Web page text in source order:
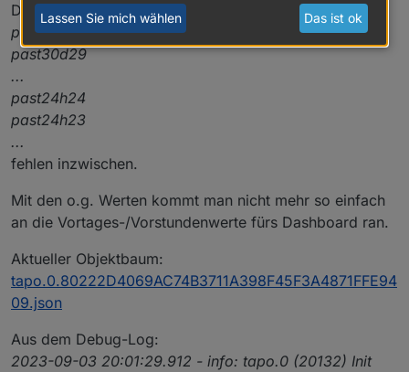
Die "alten" Werte
past30d30
past30d29
...
past24h24
past24h23
...
fehlen inzwischen.
Mit den o.g. Werten kommt man nicht mehr so einfach
an die Vortages-/Vorstundenwerte fürs Dashboard ran.
Aktueller Objektbaum:
tapo.0.80222D4069AC74B3711A398F45F3A4871FFE94
09.json
Aus dem Debug-Log:
2023-09-03 20:01:29.912 - info: tapo.0 (20132) Init
Lassen Sie mich wählen Das ist ok